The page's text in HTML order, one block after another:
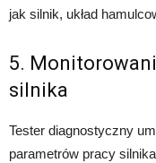
jak silnik, układ
5.
silnika
Tester diagnostyczny
parametrów pracy